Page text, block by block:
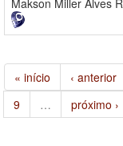
Makson Miller Alves
« início ‹ anterior
9
… próximo ›